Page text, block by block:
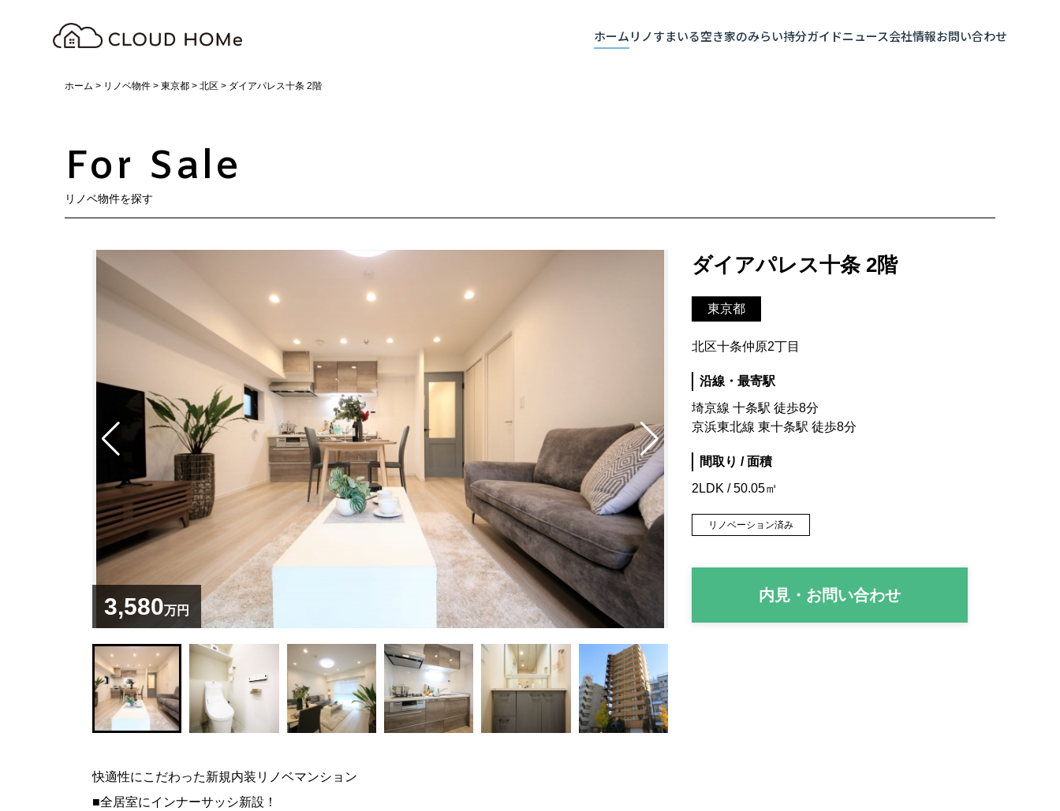
ホームリノすまいる空き家のみらい持分ガイドニュース会社情報お問い合わせ
ホーム > リノベ物件 >東京都 >北区 > ダイアパレス十条 2階
For Sale
リノベ物件を探す
3,580万円
ダイアパレス十条 2階
東京都
北区十条仲原2丁目
沿線・最寄駅
埼京線 十条駅 徒歩8分
京浜東北線 東十条駅 徒歩8分
間取り / 面積
2LDK / 50.05㎡
リノベーション済み
内見・お問い合わせ
快適性にこだわった新規内装リノベマンション
■全居室にインナーサッシ新設！